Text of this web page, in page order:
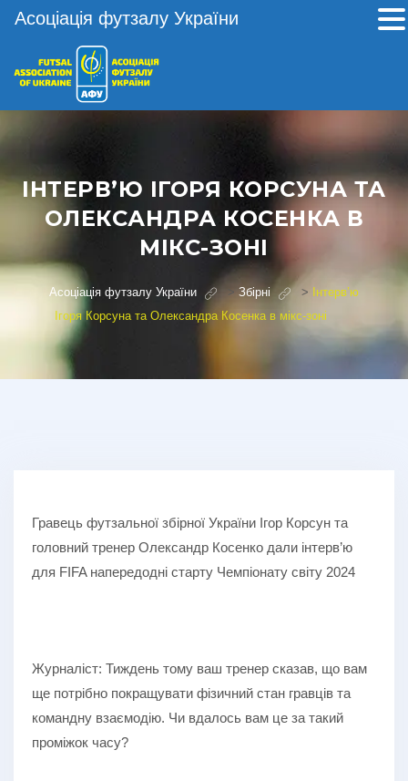
ІНТЕРВ’Ю ІГОРЯ КОРСУНА ТА
ОЛЕКСАНДРА КОСЕНКА В
МІКС-ЗОНІ
Асоціація футзалу України >Збірні >
Інтерв’ю
Ігоря Корсуна та Олександра Косенка в мікс-зоні
Гравець футзальної збірної України Ігор Корсун та
головний тренер Олександр Косенко дали інтерв’ю
для FIFA напередодні старту Чемпіонату світу 2024
Журналіст: Тиждень тому ваш тренер сказав, що вам
ще потрібно покращувати фізичний стан гравців та
командну взаємодію. Чи вдалось вам це за такий
проміжок часу?
Асоціація футзалу України